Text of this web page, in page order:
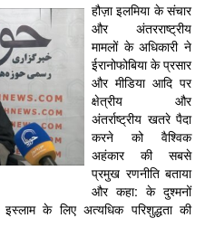
हौज़ा इलमिया के संचार
और अंतरराष्ट्रीय
मामलों के अधिकारी ने
ईरानोफोबिया के प्रसार
और मीडिया आदि पर
क्षेत्रीय और
अंतर्राष्ट्रीय खतरे पैदा
करने को वैश्विक
अहंकार की सबसे
प्रमुख रणनीति बताया
और कहा: के दुश्मनों
के लिए अत्यधिक परिशुद्धता की